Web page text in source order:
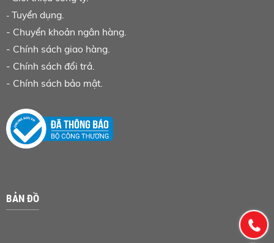
- Tuyển dụng.
- Chuyển khoản ngân hàng
- Chính sách giao hàng.
- Chính sách đổi trả.
- Chính sách bảo mật.
BẢN ĐỒ